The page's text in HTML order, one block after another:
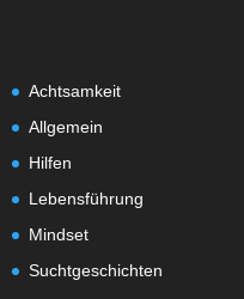
Achtsamkeit
Allgemein
Hilfen
Lebensführung
Mindset
Suchtgeschichten